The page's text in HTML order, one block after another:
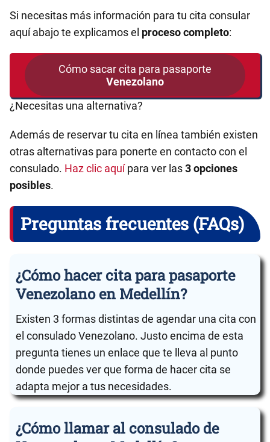
Si necesitas más información para tu cita consular
aquí abajo te explicamos el proceso completo:
Cómo sacar cita para pasaporte
Venezolano
¿Necesitas una alternativa?
Además de reservar tu cita en línea también existen
otras alternativas para ponerte en contacto con el
consulado. Haz clic aquípara ver las3 opciones
posibles.
Preguntas frecuentes (FAQs)
¿Cómo hacer cita para pasaporte
Venezolano en Medellín?
Existen 3 formas distintas de agendar una cita con
el consulado Venezolano. Justo encima de esta
pregunta tienes un enlace que te lleva al punto
donde puedes ver que forma de hacer cita se
adapta mejor a tus necesidades.
¿Cómo llamar al consulado de